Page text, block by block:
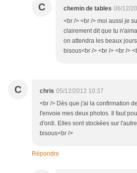
C chemin de tables 06/12/
<br /> <br /> moi aussi je
clairement dit que tu
on attendra les beaux
bisous<br /> <br /> <br />
C chris 05/12/2012 10:37
<br /> Dès que j'ai la confirmation
t'envoie mes deux photos. Il faut
d'ordi. Elles sont stockées sur
bisous<br />
Répondre